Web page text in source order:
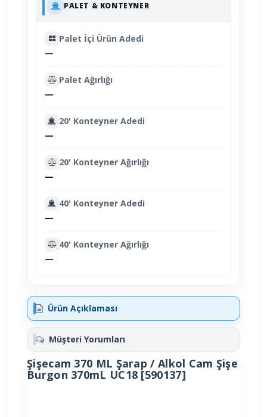
PALET & KONTEYNER
Palet İçi Ürün Adedi
—
Palet Ağırlığı
—
20' Konteyner Adedi
—
20' Konteyner Ağırlığı
—
40' Konteyner Adedi
—
40' Konteyner Ağırlığı
—
Ürün Açıklaması
Müşteri Yorumları
Şişecam 370 ML Şarap / Alkol Cam Şişe
Burgon 370mL UC18 [590137]